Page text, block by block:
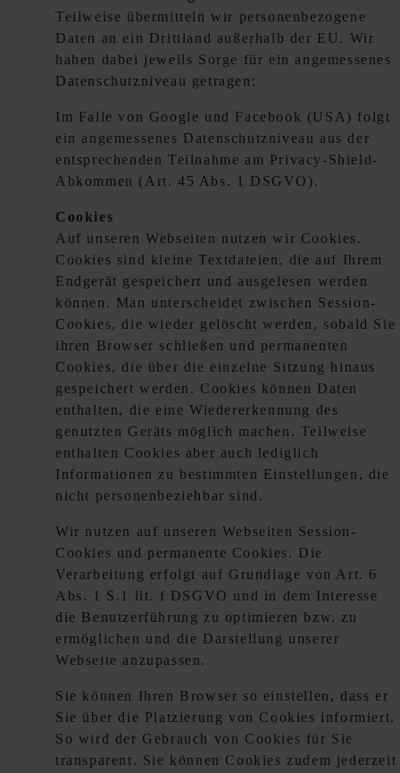
Teilweise übermitteln wir personenbezogene
Daten an ein Drittland außerhalb der EU. Wir
haben dabei jeweils Sorge für ein angemessenes
Datenschutzniveau getragen:
Im Falle von Google und Facebook (USA) folgt
ein angemessenes Datenschutzniveau aus der
entsprechenden Teilnahme am Privacy-Shield-
Abkommen (Art. 45 Abs. 1 DSGVO).
Cookies
Auf unseren Webseiten nutzen wir Cookies.
Cookies sind kleine Textdateien, die auf Ihrem
Endgerät gespeichert und ausgelesen werden
können. Man unterscheidet zwischen Session-
Cookies, die wieder gelöscht werden, sobald Sie
ihren Browser schließen und permanenten
Cookies, die über die einzelne Sitzung hinaus
gespeichert werden. Cookies können Daten
enthalten, die eine Wiedererkennung des
genutzten Geräts möglich machen. Teilweise
enthalten Cookies aber auch lediglich
Informationen zu bestimmten Einstellungen, die
nicht personenbeziehbar sind.
Wir nutzen auf unseren Webseiten Session-
Cookies und permanente Cookies. Die
Verarbeitung erfolgt auf Grundlage von Art. 6
Abs. 1 S.1 lit. f DSGVO und in dem Interesse
die Benutzerführung zu optimieren bzw. zu
ermöglichen und die Darstellung unserer
Webseite anzupassen.
Sie können Ihren Browser so einstellen, dass er
Sie über die Platzierung von Cookies informiert.
So wird der Gebrauch von Cookies für Sie
transparent. Sie können Cookies zudem jederzeit